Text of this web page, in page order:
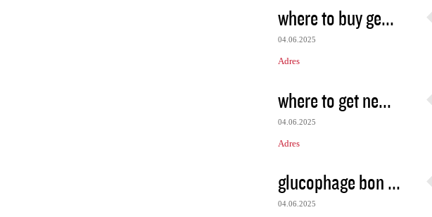
where to buy ge...
04.06.2025
Adres
where to get ne...
04.06.2025
Adres
glucophage bon ...
04.06.2025